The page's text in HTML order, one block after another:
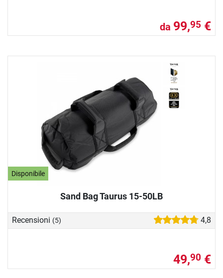
da 99,95 €
Disponibile
Sand Bag Taurus 15-50LB
Recensioni (5) 4,8
49,90 €